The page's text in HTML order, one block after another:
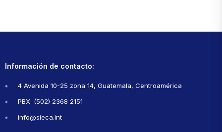
Información de contacto:
4 Avenida 10-25 zona 14, Guatemala, Centroamérica
PBX: (502) 2368 2151
info@sieca.int